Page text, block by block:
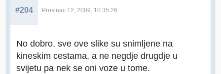
#204 Prosinac 12, 2009, 10:35:26
No dobro, sve ove slike su snimljene na
kineskim cestama, a ne negdje drugdje u
svijetu pa nek se oni voze u tome.